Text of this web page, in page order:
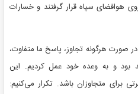
هوافضای سپاه قرار گرفتند و خسارات
صورت هرگونه تجاوز، پاسخ ما متفاوت،
بود و به وعده خود عمل کردیم. این
برای متجاوزان باشد. تکرار می‌کنیم: